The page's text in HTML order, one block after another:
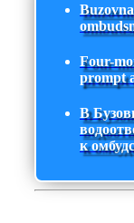
Four-
prompt
В
к